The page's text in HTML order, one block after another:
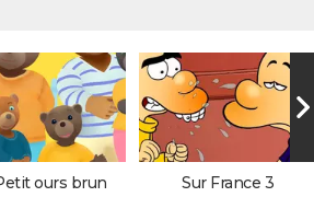
ours brun Sur France 3